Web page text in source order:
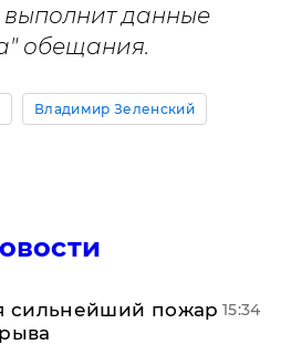
выполнит данные
обещания.
Владимир Зеленский
сильнейший пожар 15:34